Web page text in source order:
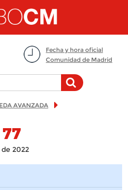
Fecha y hora oficial
Comunidad de Madrid
AVANZADA
77
2022